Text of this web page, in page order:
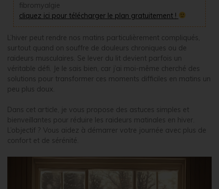
fibromyalgie
cliquez ici pour télécharger le plan gratuitement !
L’hiver peut rendre nos matins particulièrement compliqués,
surtout quand on souffre de douleurs chroniques ou de
raideurs musculaires. Se lever du lit devient parfois un
véritable défi. Je le sais bien, car j’ai moi-même cherché des
solutions pour transformer ces moments difficiles en matins un
peu plus doux.
Dans cet article, je vous propose des astuces simples et
bienveillantes pour réduire les raideurs matinales en hiver.
L’objectif ? Vous aidez à démarrer votre journée avec plus de
confort et de sérénité.